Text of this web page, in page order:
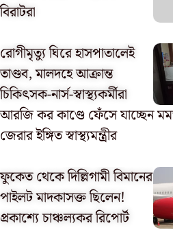
বিরাটরা
রোগীমৃত্যু ঘিরে হাসপাতালেই
তাণ্ডব, মালদহে আক্রান্ত
চিকিৎসক-নার্স-স্বাস্থ্যকর্মীরা
আরজি কর কাণ্ডে ফেঁসে যাচ্ছেন
জেরার ইঙ্গিত স্বাস্থ্যমন্ত্রীর
ফুকেত থেকে দিল্লিগামী বিমানের
পাইলট মাদকাসক্ত ছিলেন!
প্রকাশ্যে চাঞ্চল্যকর রিপোর্ট